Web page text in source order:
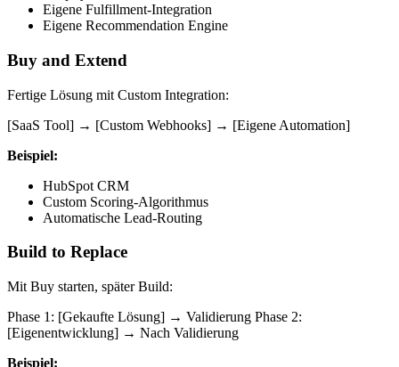
Eigene Fulfillment-Integration
Eigene Recommendation Engine
Buy and Extend
Fertige Lösung mit Custom Integration:
[SaaS Tool] → [Custom Webhooks] → [Eigene Automation]
Beispiel:
HubSpot CRM
Custom Scoring-Algorithmus
Automatische Lead-Routing
Build to Replace
Mit Buy starten, später Build:
Phase 1: [Gekaufte Lösung] → Validierung Phase 2:
[Eigenentwicklung] → Nach Validierung
Beispiel: